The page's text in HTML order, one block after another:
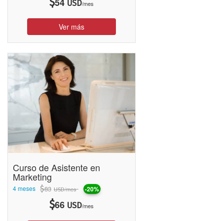
recursos tecnológicos y pedagógicos que permiten fomentar la
alumnos y tutores. Además, el uso de diversas herramientas
digitales facilita la comprensión de los contenidos teóricos y
prácticos del curso.
Nuestro modelo educativo basado en la
permite al alumno acceder a una formación profesional
simplemente a través de una computadora con acceso a Internet.
De este modo, al igualar las oportunidades de acceso a la
educación, intentamos democratizar la formación académica y
enriquecer el perfil laboral de los alumnos.
Loscursos online, a través de su modelo educativo y sus
diversas herramientas, permiten estimular la participación de los
alumnos en un Campus Virtual donde no existen barreras
geográficas. Es así como el proceso formativo se transfiere de
manera uniforme y el conocimiento se propaga a todas partes del
mundo.
USD/mes
Ver más
Curso de Asistente en
Marketing
4 meses $83 USD/mes -20%
$66 USD/mes